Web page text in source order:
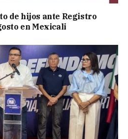
de hijos ante Registro
en Mexicali